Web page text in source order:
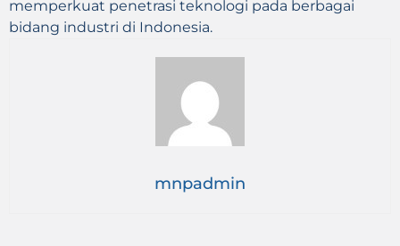
memperkuat penetrasi teknologi pada berbagai
bidang industri di Indonesia.
mnpadmin